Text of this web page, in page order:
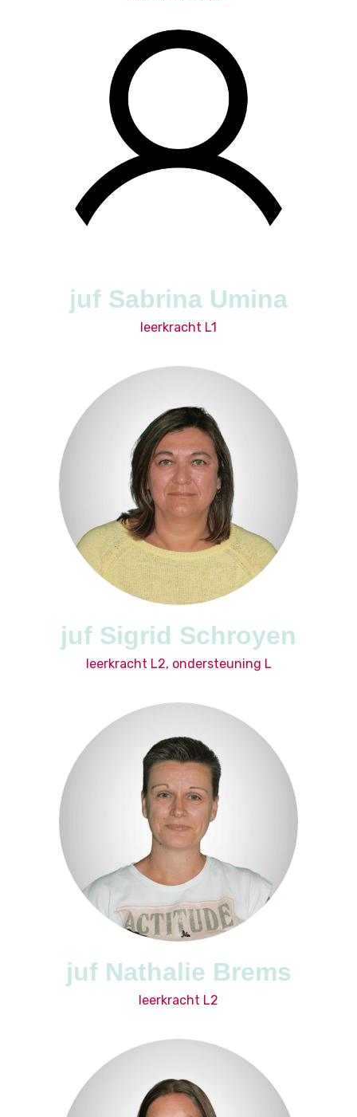
juf Sabrina Umina
leerkracht L1
juf Sigrid Schroyen
leerkracht L2, ondersteuning L
juf Nathalie Brems
leerkracht L2